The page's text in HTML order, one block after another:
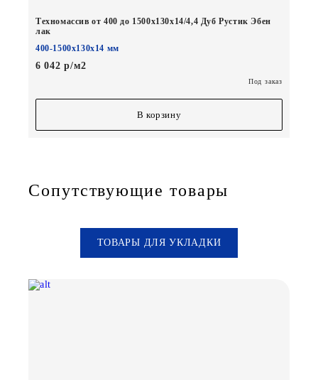
Техномассив от 400 до 1500х130х14/4,4 Дуб Рустик Эбен
лак
400-1500х130х14 мм
6 042 р/м2
Под заказ
В корзину
Сопутствующие товары
ТОВАРЫ ДЛЯ УКЛАДКИ